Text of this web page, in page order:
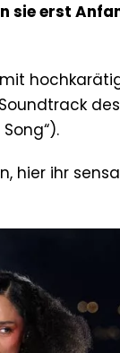
sie erst
hier ihr